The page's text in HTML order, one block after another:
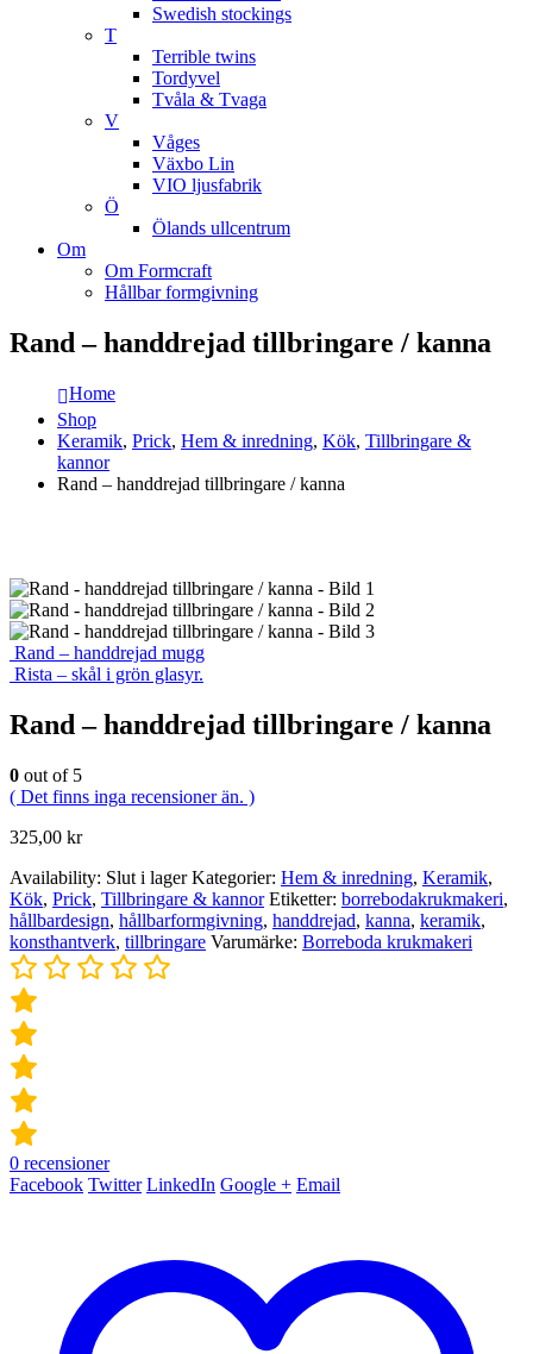
Swedish stockings
T
Terrible twins
Tordyvel
Tvåla & Tvaga
V
Våges
Växbo Lin
VIO ljusfabrik
Ö
Ölands ullcentrum
Om
Om Formcraft
Hållbar formgivning
Rand – handdrejad tillbringare / kanna
Home
Shop
Keramik, Prick, Hem & inredning, Kök, Tillbringare &
kannor
Rand – handdrejad tillbringare / kanna
Rand – handdrejad mugg
Rista – skål i grön glasyr.
Rand – handdrejad tillbringare / kanna
0 out of 5
( Det finns inga recensioner än. )
325,00 kr
Availability: Slut i lager Kategorier: Hem & inredning, Keramik,
Kök, Prick, Tillbringare & kannor Etiketter: borrebodakrukmakeri,
hållbardesign, hållbarformgivning, handdrejad, kanna, keramik,
konsthantverk, tillbringare Varumärke: Borreboda krukmakeri
0 recensioner
Facebook Twitter LinkedIn Google + Email